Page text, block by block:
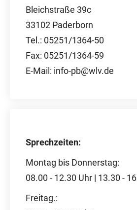
Bleichstraße 39c
33102 Paderborn
Tel.: 05251/1364-50
Fax: 05251/1364-59
E-Mail: info-pb@wlv.de
Sprechzeiten:
Montag bis Donnerstag:
08.00 - 12.30 Uhr | 13.30 -
Freitag.: